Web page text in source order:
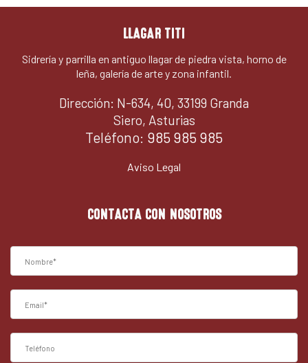
LLAGAR TITI
Sidrería y parrilla en antiguo llagar de piedra vista, horno de
leña, galería de arte y zona infantil.
Dirección: N-634, 40, 33199 Granda
Siero, Asturias
Teléfono: 985 985 985
Aviso Legal
CONTACTA CON NOSOTROS